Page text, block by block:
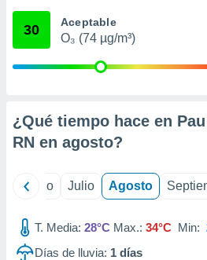
mediante
publicidad
1199
30 Aceptable
O₃ (74 µg/m³)
¿Qué tiempo hace en
RN en agosto?
Junio Julio Agosto
T. Media: 28°C Max.: 34°C Min:
Días de lluvia: 1 días